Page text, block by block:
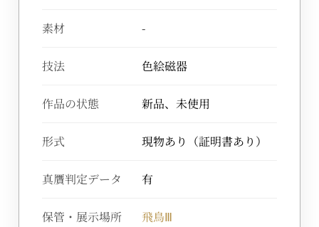
素材 -
技法 色絵磁器
作品の状態 新品、未使用
形式 現物あり（証明書あり）
真贋判定データ 有
保管・展示場所 飛鳥Ⅲ